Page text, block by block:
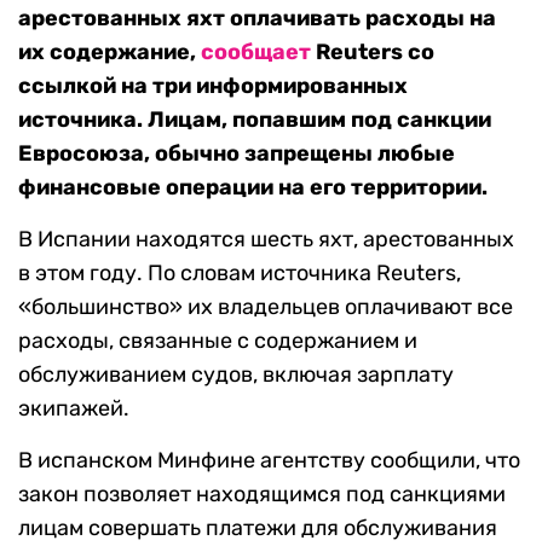
арестованных яхт оплачивать расходы на
их содержание,сообщает Reuters со
ссылкой на три информированных
источника. Лицам, попавшим под санкции
Евросоюза, обычно запрещены любые
финансовые операции на его территории.
В Испании находятся шесть яхт, арестованных
в этом году. По словам источника Reuters,
«большинство» их владельцев оплачивают все
расходы, связанные с содержанием и
обслуживанием судов, включая зарплату
экипажей.
В испанском Минфине агентству сообщили, что
закон позволяет находящимся под санкциями
лицам совершать платежи для обслуживания